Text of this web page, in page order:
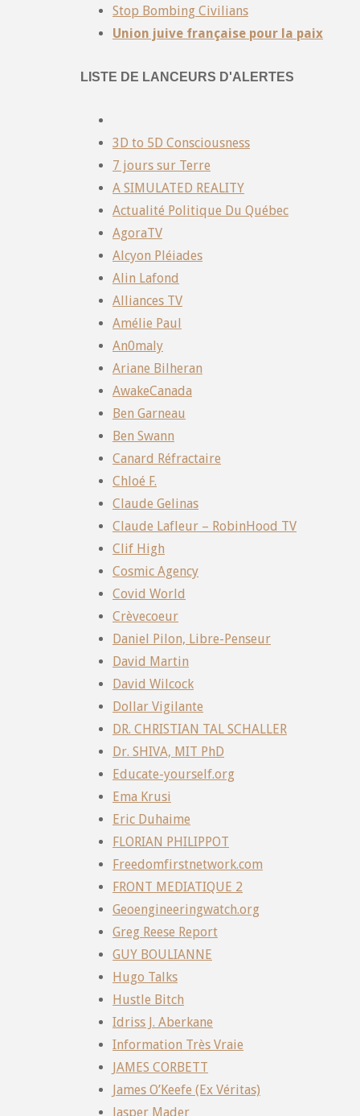
Stop Bombing Civilians
Union juive française pour la paix
LISTE DE LANCEURS D'ALERTES
3D to 5D Consciousness
7 jours sur Terre
A SIMULATED REALITY
Actualité Politique Du Québec
AgoraTV
Alcyon Pléiades
Alin Lafond
Alliances TV
Amélie Paul
An0maly
Ariane Bilheran
AwakeCanada
Ben Garneau
Ben Swann
Canard Réfractaire
Chloé F.
Claude Gelinas
Claude Lafleur – RobinHood TV
Clif High
Cosmic Agency
Covid World
Crèvecoeur
Daniel Pilon, Libre-Penseur
David Martin
David Wilcock
Dollar Vigilante
DR. CHRISTIAN TAL SCHALLER
Dr. SHIVA, MIT PhD
Educate-yourself.org
Ema Krusi
Eric Duhaime
FLORIAN PHILIPPOT
Freedomfirstnetwork.com
FRONT MEDIATIQUE 2
Geoengineeringwatch.org
Greg Reese Report
GUY BOULIANNE
Hugo Talks
Hustle Bitch
Idriss J. Aberkane
Information Très Vraie
JAMES CORBETT
James O’Keefe (Ex Véritas)
Jasper Mader